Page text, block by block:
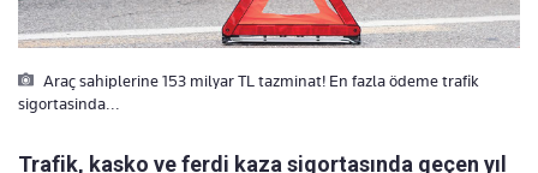
Araç sahiplerine 153 milyar TL tazminat! En fazla ödeme trafik
sigortasinda...
Trafik, kasko ve ferdi kaza sigortasında geçen yıl